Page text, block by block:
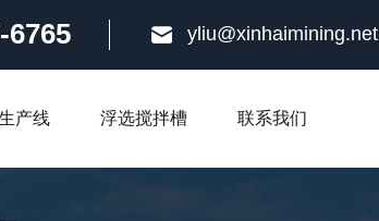
6765 yliu@xinhaimining.net
产线 浮选搅拌槽 联系我们